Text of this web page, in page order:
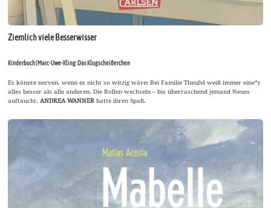
Ziemlich viele Besserwisser
Kinderbuch | Marc-Uwe-Kling: Das Klugscheißerchen
Es könnte nerven, wenn es nicht so witzig wäre: Bei Familie Theufel weiß immer eine*r
alles besser als alle anderen. Die Rollen wechseln – bis überraschend jemand Neues
auftaucht.ANDREA WANNERhatte ihren Spaß.